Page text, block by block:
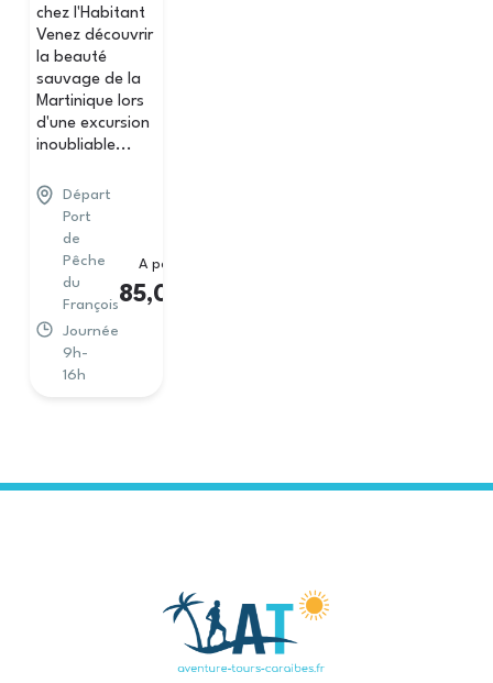
chez l'Habitant
Venez découvrir
la beauté
sauvage de la
Martinique lors
d'une excursion
inoubliable...
Départ
Port
de
Pêche
du
François
Journée
9h-
16h
A partir de
85,00